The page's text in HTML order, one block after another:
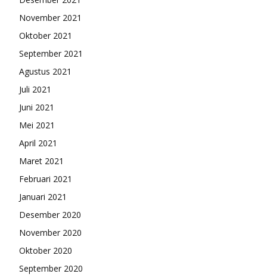
November 2021
Oktober 2021
September 2021
Agustus 2021
Juli 2021
Juni 2021
Mei 2021
April 2021
Maret 2021
Februari 2021
Januari 2021
Desember 2020
November 2020
Oktober 2020
September 2020